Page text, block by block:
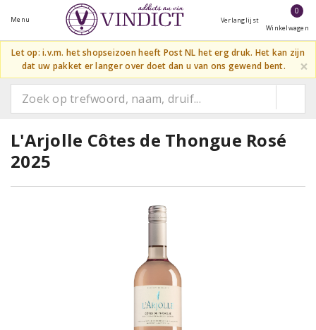
Menu Verlanglijst
0
Winkelwagen
Let op: i.v.m. het shopseizoen heeft Post NL het erg druk. Het kan zijn
dat uw pakket er langer over doet dan u van ons gewend bent.
×
L'Arjolle Côtes de Thongue Rosé
2025